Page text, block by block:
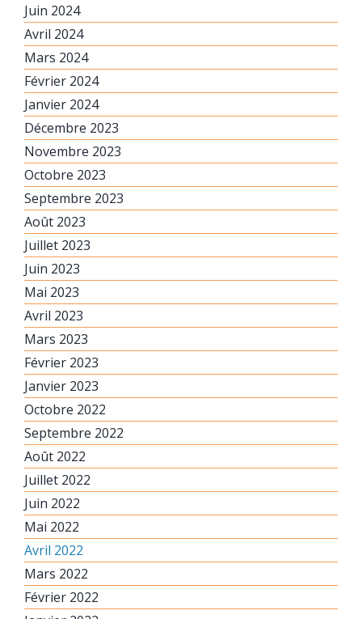
Juin 2024
Avril 2024
Mars 2024
Février 2024
Janvier 2024
Décembre 2023
Novembre 2023
Octobre 2023
Septembre 2023
Août 2023
Juillet 2023
Juin 2023
Mai 2023
Avril 2023
Mars 2023
Février 2023
Janvier 2023
Octobre 2022
Septembre 2022
Août 2022
Juillet 2022
Juin 2022
Mai 2022
Avril 2022
Mars 2022
Février 2022